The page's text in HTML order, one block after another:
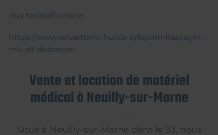
Buy tadalafil online
https://www.velvartbmx.hu/vb-zyloprim-harpagin-
milurit-debrecen
Vente et location de matériel
médical à Neuilly-sur-Marne
Situé à Neuilly-sur-Marne dans le 93, nous